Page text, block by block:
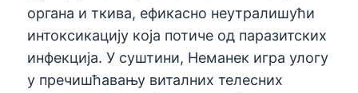
органа и ткива, ефикасно неутралишући
интоксикацију која потиче од паразитских
инфекција. У суштини, Неманек игра улогу
у пречишћавању виталних телесних